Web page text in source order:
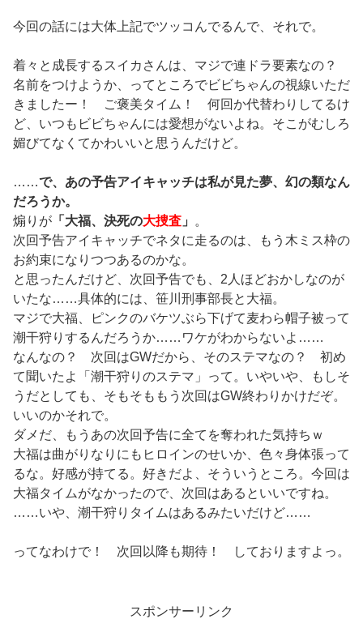
今回の話には大体上記でツッコんでるんで、それで。
着々と成長するスイカさんは、マジで連ドラ要素なの？
名前をつけようか、ってところでビビちゃんの視線いただ
きましたー！ ご褒美タイム！ 何回か代替わりしてるけ
ど、いつもビビちゃんには愛想がないよね。そこがむしろ
媚びてなくてかわいいと思うんだけど。
……で、あの予告アイキャッチは私が見た夢、幻の類なん
だろうか。
煽りが 「大福、決死の大捜査 」
。
次回予告アイキャッチでネタに走るのは、もう木ミス枠の
お約束になりつつあるのかな。
と思ったんだけど、次回予告でも、2人ほどおかしなのが
いたな……具体的には、笹川刑事部長と大福。
マジで大福、ピンクのバケツぶら下げて麦わら帽子被って
潮干狩りするんだろうか……ワケがわからないよ……
なんなの？ 次回はGWだから、そのステマなの？ 初め
て聞いたよ「潮干狩りのステマ」って。いやいや、もしそ
うだとしても、そもそももう次回はGW終わりかけだぞ。
いいのかそれで。
ダメだ、もうあの次回予告に全てを奪われた気持ちｗ
大福は曲がりなりにもヒロインのせいか、色々身体張って
るな。好感が持てる。好きだよ、そういうところ。今回は
大福タイムがなかったので、次回はあるといいですね。
……いや、潮干狩りタイムはあるみたいだけど……
ってなわけで！ 次回以降も期待！ しておりますよっ。
スポンサーリンク